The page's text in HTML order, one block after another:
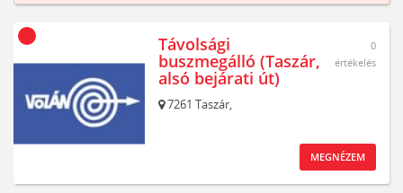
Távolsági
buszmegálló (Taszár,
alsó bejárati út)
7261 Taszár,
0
értékelés
MEGNÉZEM